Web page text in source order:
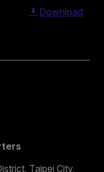
Download
Taipei City,